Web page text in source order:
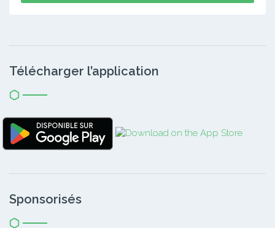
Télécharger l’application
Sponsorisés